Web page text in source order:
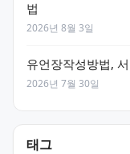
법
2026년 8월 3일
유언장작성방법,
2026년 7월 30일
태그